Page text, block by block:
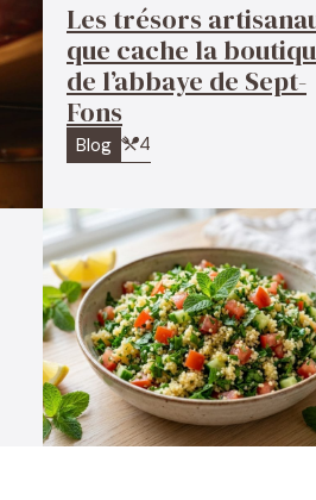
Les trésors
que cache la
de l’abbaye de Sept-
Fons
Blog 4